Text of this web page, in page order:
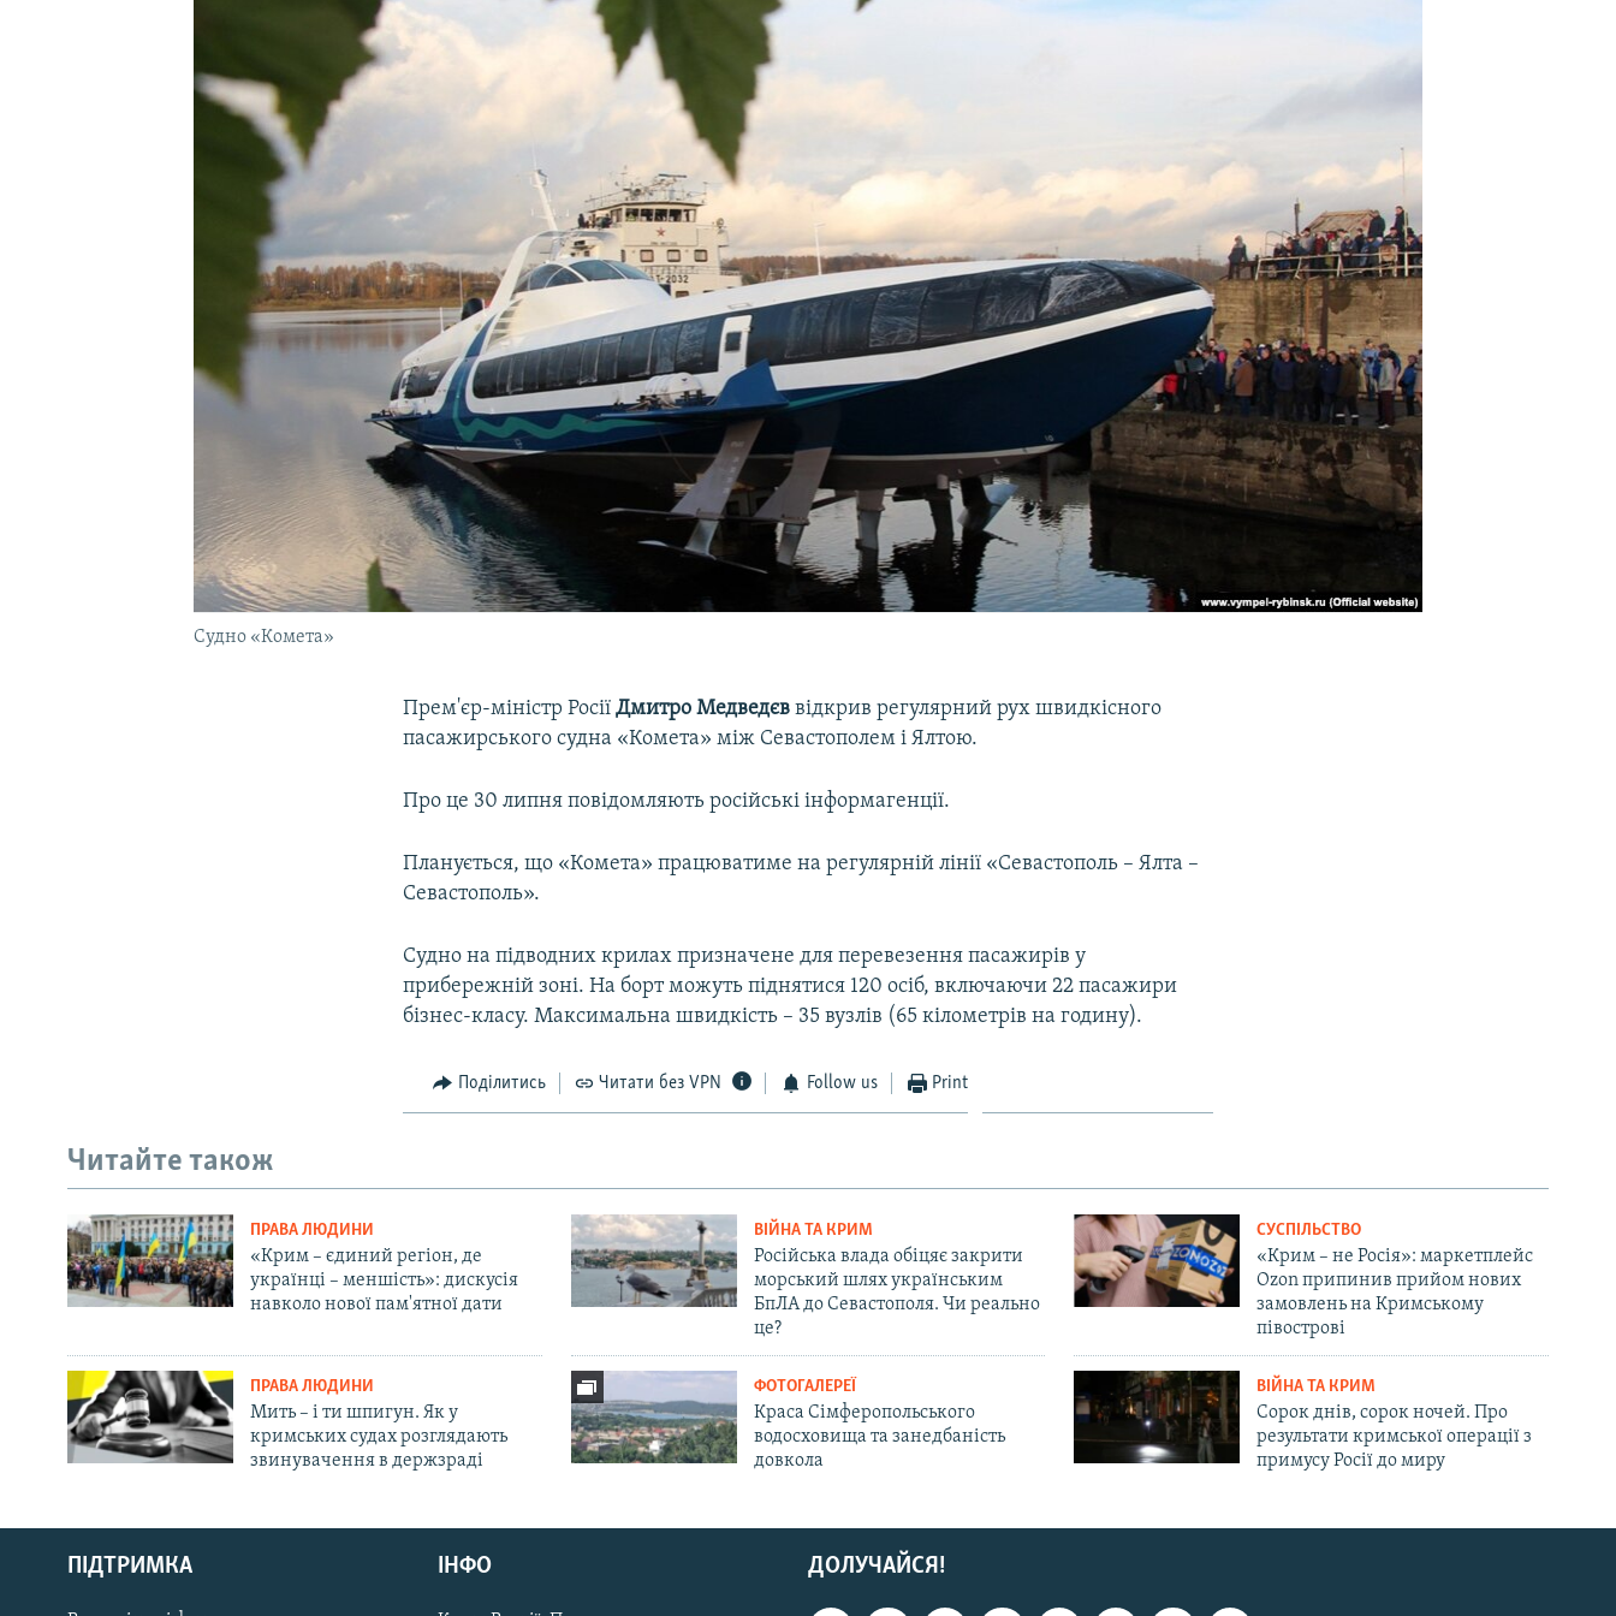
УКРАЇНСЬКА ПРОБЛЕМА КРИМУ
Русский
Qırımtatar
Судно «Комета»
Прем'єр-міністр РосіїДмитро Медведєв відкрив регулярний рух швидкісного
пасажирського судна «Комета» між Севастополем і Ялтою.
Про це 30 липня повідомляють російські інформагенції.
Планується, що «Комета» працюватиме на регулярній лінії «Севастополь – Ялта –
Севастополь».
Судно на підводних крилах призначене для перевезення пасажирів у
прибережній зоні. На борт можуть піднятися 120 осіб, включаючи 22 пасажири
бізнес-класу. Максимальна швидкість – 35 вузлів (65 кілометрів на годину).
Поділитись Читати без VPN Follow us Print
Читайте також
ПРАВА ЛЮДИНИ
«Крим – єдиний регіон, де
українці – меншість»: дискусія
навколо нової пам'ятної дати
ВІЙНА ТА КРИМ
Російська влада обіцяє закрити
морський шлях українським
БпЛА до Севастополя. Чи реально
це?
СУСПІЛЬСТВО
«Крим – не Росія»: маркетплейс
Ozon припинив прийом нових
замовлень на Кримському
півострові
ПРАВА ЛЮДИНИ
Мить – і ти шпигун. Як у
кримських судах розглядають
звинувачення в держзраді
ФОТОГАЛЕРЕЇ
Краса Сімферопольського
водосховища та занедбаність
довкола
ВІЙНА ТА КРИМ
Сорок днів, сорок ночей. Про
результати кримської операції з
примусу Росії до миру
ДОЛУЧАЙСЯ!
ПІДТРИМКА ІНФО